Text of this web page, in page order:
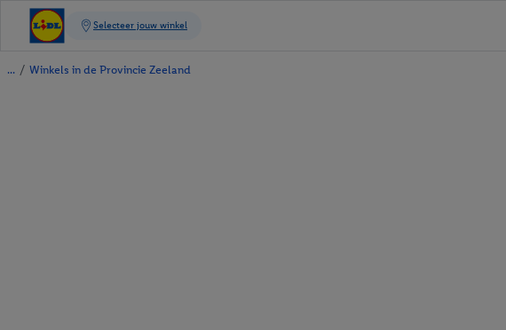
/ Winkels in de Provincie Zeeland